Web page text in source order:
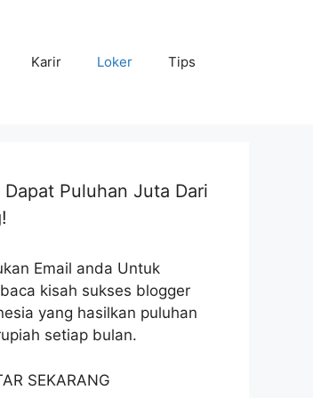
Karir Loker Tips
Dapat Puluhan Juta Dari
Email anda Untuk
kisah sukses blogger
yang hasilkan puluhan
setiap bulan.
SEKARANG